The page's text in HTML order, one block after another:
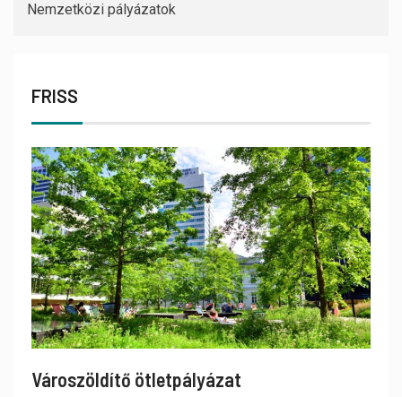
Nemzetközi pályázatok
FRISS
Városzöldítő ötletpályázat